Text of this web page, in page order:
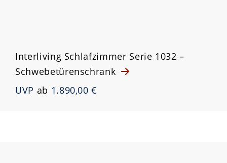
Interliving Schlafzimmer Serie 1032 –
Schwebetürenschrank
UVP ab 1.890,00 €